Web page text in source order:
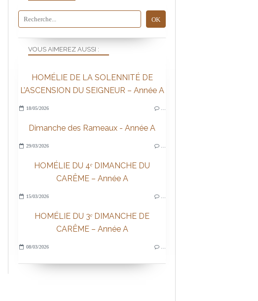
VOUS AIMEREZ AUSSI :
HOMÉLIE DE LA SOLENNITÉ DE
L’ASCENSION DU SEIGNEUR – Année A
18/05/2026
Dimanche des Rameaux - Année A
29/03/2026
HOMÉLIE DU 4ᵉ DIMANCHE DU
CARÊME – Année A
15/03/2026
HOMÉLIE DU 3ᵉ DIMANCHE DE
CARÊME – Année A
08/03/2026